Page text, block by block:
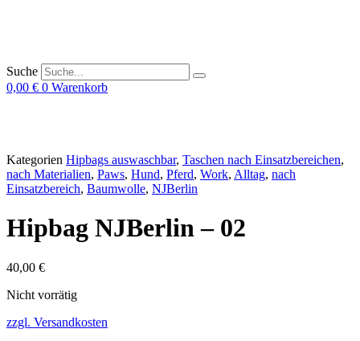
Suche
0,00 € 0 Warenkorb
Kategorien Hipbags auswaschbar, Taschen nach Einsatzbereichen,
nach Materialien, Paws, Hund, Pferd, Work, Alltag, nach
Einsatzbereich, Baumwolle, NJBerlin
Hipbag NJBerlin – 02
40,00 €
Nicht vorrätig
zzgl. Versandkosten